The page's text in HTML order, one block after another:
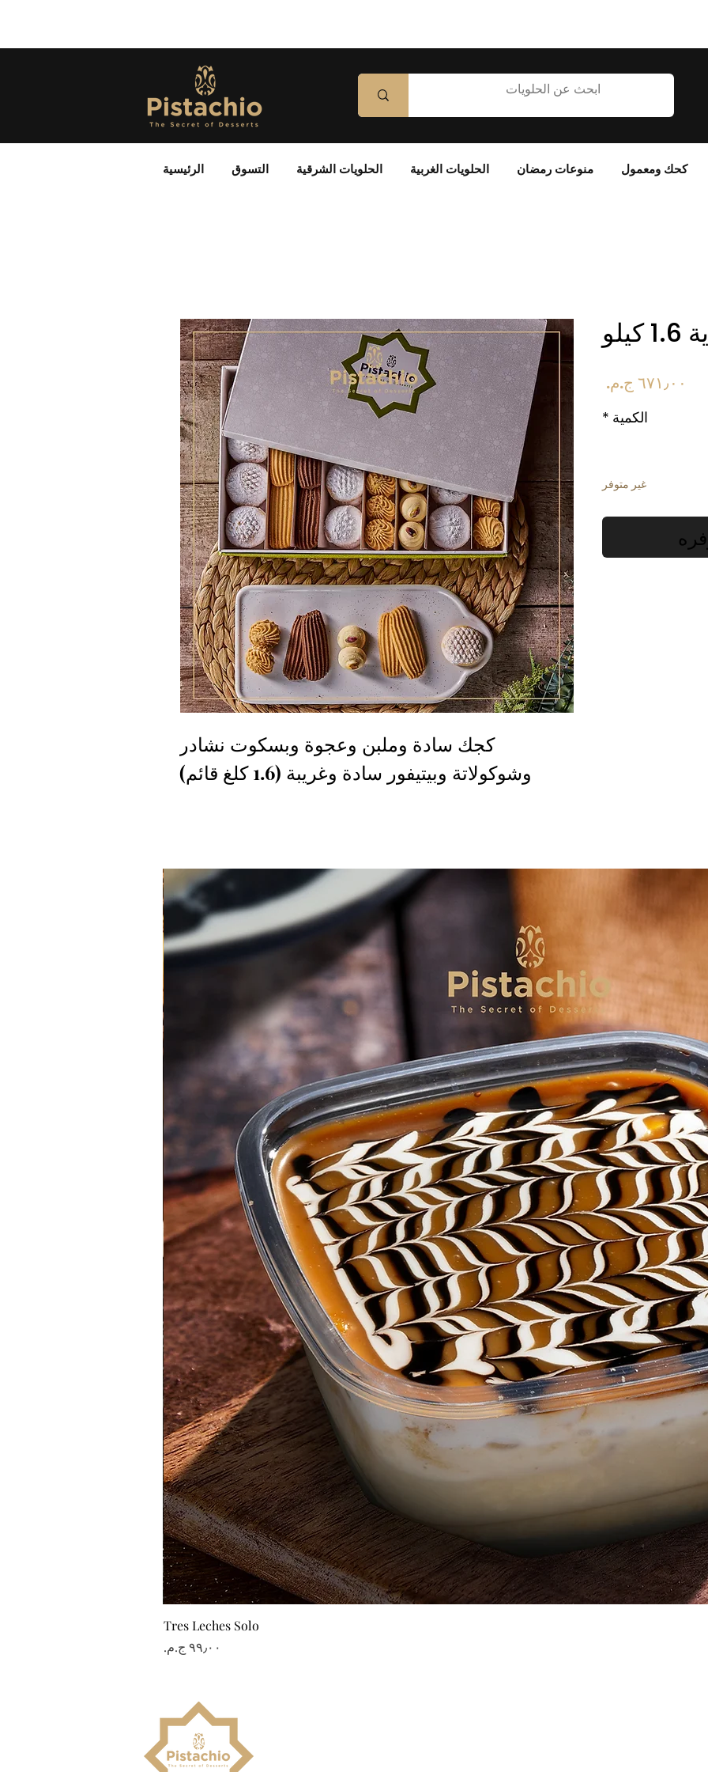
الرئيسية التسوق الحلويات الشرقية الحلويات الغربية منوعات رمضان كحك ومعمول
كجك سادة وملبن وعجوة وبسكوت نشادر
وشوكولاتة وبيتيفور سادة وغريبة (1.6 كلغ قائم)
الكمية *
غير متوفر
Tres Leches Solo
السعر